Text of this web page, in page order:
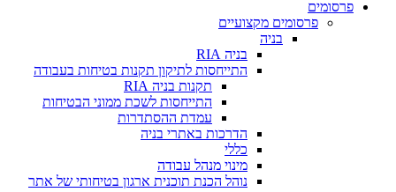
פרסומים
פרסומים מקצועיים
בניה
בניה RIA
התייחסות לתיקון תקנות בטיחות בעבודה
תקנות בניה RIA
התייחסות לשכת ממוני הבטיחות
עמדת ההסתדרות
הדרכות באתרי בניה
כללי
מינוי מנהל עבודה
נוהל הכנת תוכנית ארגון בטיחותי של אתר